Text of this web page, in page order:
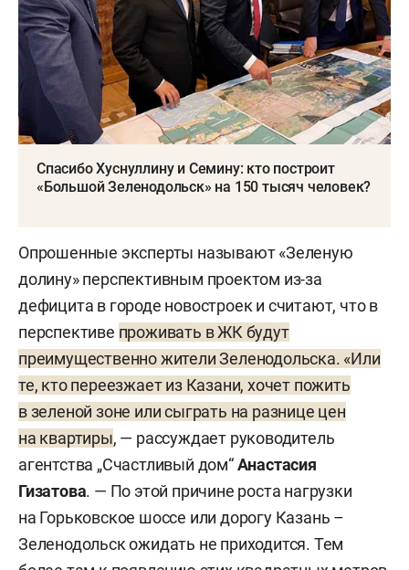
Спасибо Хуснуллину и Семину: кто построит
«Большой Зеленодольск» на 150 тысяч человек?
Опрошенные эксперты называют «Зеленую
долину» перспективным проектом из-за
дефицита в городе новостроек и считают, что в
перспективе проживать в ЖК будут
преимущественно жители Зеленодольска. «Или
те, кто переезжает из Казани, хочет пожить
в зеленой зоне или сыграть на разнице цен
на квартиры, — рассуждает руководитель
агентства „Счастливый дом“Анастасия
Гизатова. — По этой причине роста нагрузки
на Горьковское шоссе или дорогу Казань –
Зеленодольск ожидать не приходится. Тем